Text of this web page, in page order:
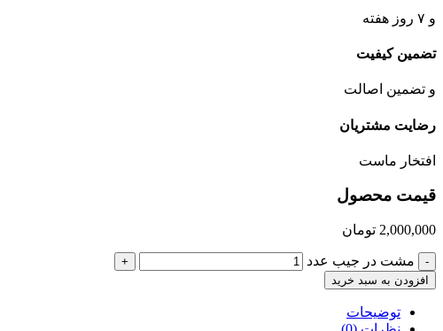
و ۷ روز هفته
تضمین کیفیت
و تضمین اصالت
رضایت مشتریان
افتخار ماست
قیمت محصول
2,000,000 تومان
- مشت در جیب عدد
+
افزودن به سبد خرید
توضیحات